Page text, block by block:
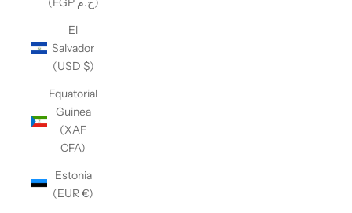
El
Salvador
(USD $)
Equatorial
Guinea
(XAF
CFA)
Estonia
(EUR €)